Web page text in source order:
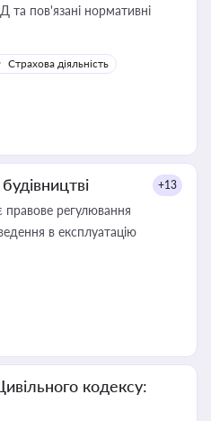
та пов'язані нормативні
Страхова діяльність
+13
регулювання
в експлуатацію
кодексу: